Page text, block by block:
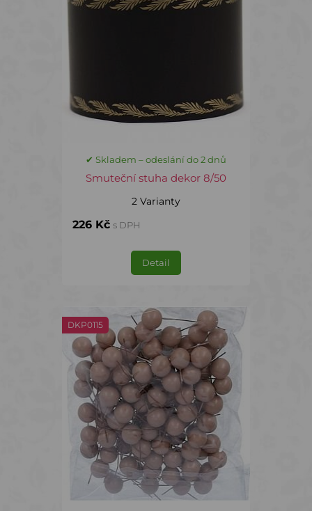
✔ Skladem – odeslání do 2 dnů
Smuteční stuha dekor 8/50
2 Varianty
226 Kč s DPH
Detail
DKP0115